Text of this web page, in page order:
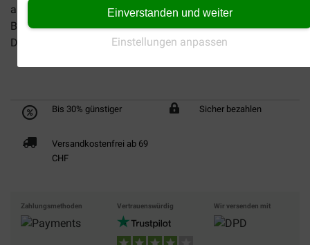
Einverstanden und weiter
Einstellungen anpassen
ausschließlich deren Betreiber verantwortlich.
Brekz übernimmt keine Haftung für Veröffentlichungen
Dritter.
Bis 30% günstiger Sicher bezahlen
Versandkostenfrei ab 69
CHF
Zahlungsmethoden Vertrauenswürdig Wir versenden mit